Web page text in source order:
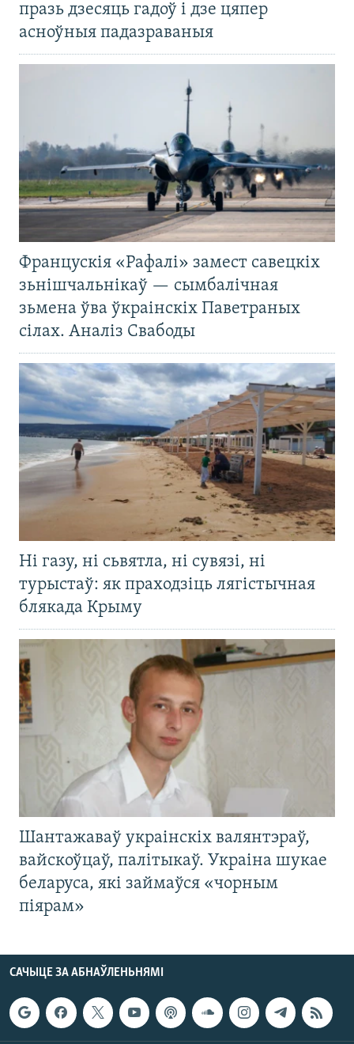
празь дзесяць гадоў і дзе цяпер
асноўныя падазраваныя
Францускія «Рафалі» замест савецкіх
зьнішчальнікаў — сымбалічная
зьмена ўва ўкраінскіх Паветраных
сілах. Аналіз Свабоды
Ні газу, ні сьвятла, ні сувязі, ні
турыстаў: як праходзіць лягістычная
блякада Крыму
Шантажаваў украінскіх валянтэраў,
вайскоўцаў, палітыкаў. Украіна шукае
беларуса, які займаўся «чорным
піярам»
САЧЫЦЕ ЗА АБНАЎЛЕНЬНЯМІ